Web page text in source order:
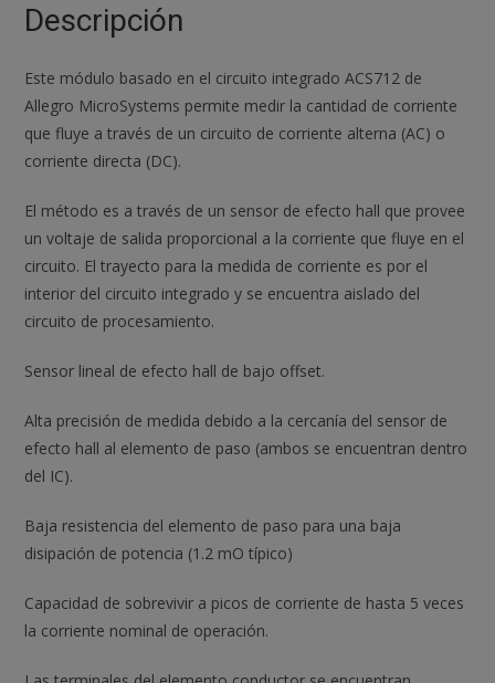
para
Descripción
Este módulo basado en el circuito integrado ACS712 de
Allegro MicroSystems permite medir la cantidad de corriente
que fluye a través de un circuito de corriente alterna (AC) o
corriente directa (DC).
El método es a través de un sensor de efecto hall que provee
un voltaje de salida proporcional a la corriente que fluye en el
circuito. El trayecto para la medida de corriente es por el
interior del circuito integrado y se encuentra aislado del
circuito de procesamiento.
Sensor lineal de efecto hall de bajo offset.
Alta precisión de medida debido a la cercanía del sensor de
efecto hall al elemento de paso (ambos se encuentran dentro
del IC).
Baja resistencia del elemento de paso para una baja
disipación de potencia (1.2 mO típico)
Capacidad de sobrevivir a picos de corriente de hasta 5 veces
la corriente nominal de operación.